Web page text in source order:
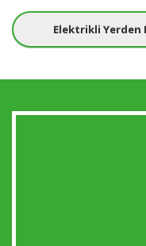
Elektrikli Yerden